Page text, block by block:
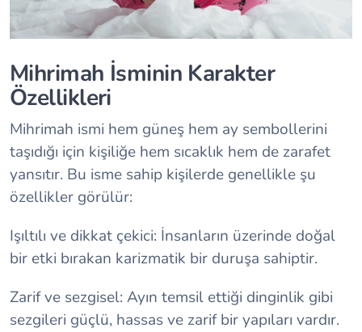
Mihrimah İsminin Karakter
Özellikleri
Mihrimah ismi hem güneş hem ay sembollerini
taşıdığı için kişiliğe hem sıcaklık hem de zarafet
yansıtır. Bu isme sahip kişilerde genellikle şu
özellikler görülür:
Işıltılı ve dikkat çekici: İnsanların üzerinde doğal
bir etki bırakan karizmatik bir duruşa sahiptir.
Zarif ve sezgisel: Ayın temsil ettiği dinginlik gibi
sezgileri güçlü, hassas ve zarif bir yapıları vardır.